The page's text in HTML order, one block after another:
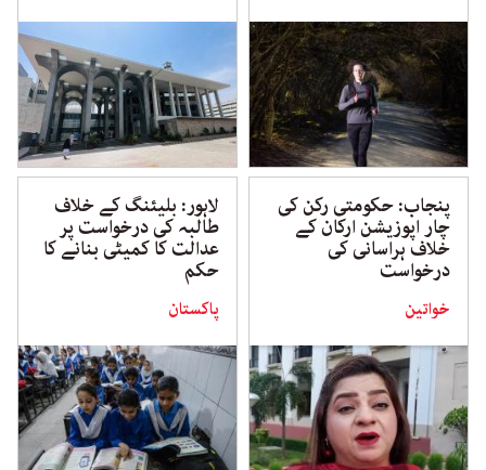
پنجاب: حکومتی رکن کی
چار اپوزیشن ارکان کے
خلاف ہراسانی کی
درخواست
خواتین
لاہور: بلیئنگ کے خلاف
طالبہ کی درخواست پر
عدالت کا کمیٹی بنانے کا
حکم
پاکستان